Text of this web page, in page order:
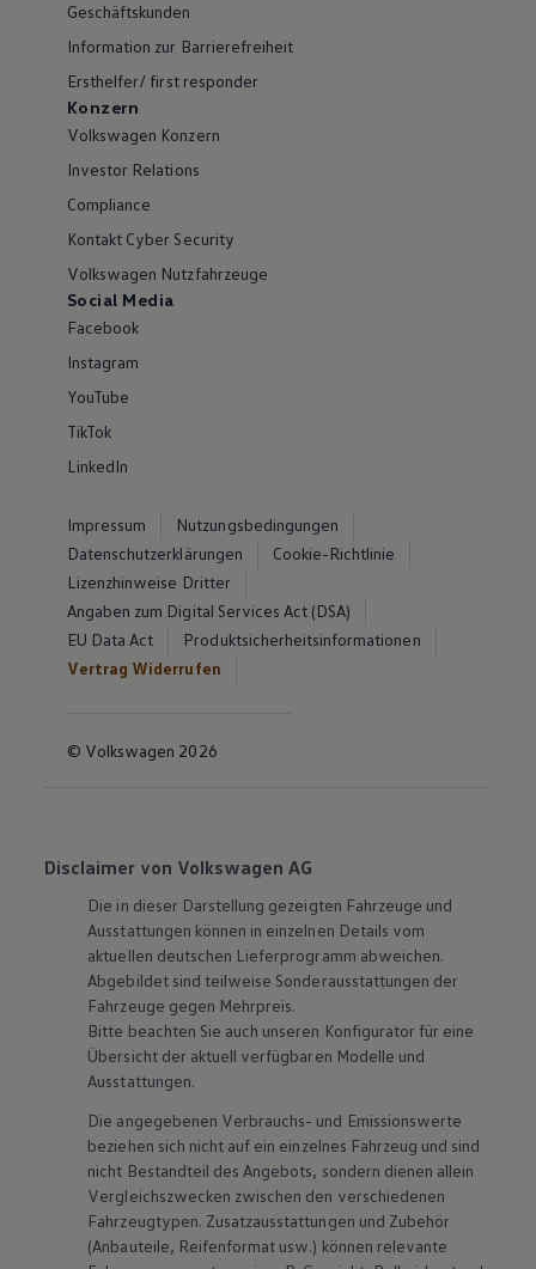
Geschäftskunden
Information zur Barrierefreiheit
Ersthelfer/ first responder
Konzern
Volkswagen Konzern
Investor Relations
Compliance
Kontakt Cyber Security
Volkswagen Nutzfahrzeuge
Social Media
Facebook
Instagram
YouTube
TikTok
LinkedIn
Impressum
Nutzungsbedingungen
Datenschutzerklärungen
Cookie-Richtlinie
Lizenzhinweise Dritter
Angaben zum Digital Services Act (DSA)
EU Data Act
Produktsicherheitsinformationen
Vertrag Widerrufen
© Volkswagen 2026
Disclaimer von Volkswagen AG
Die in dieser Darstellung gezeigten Fahrzeuge und
Ausstattungen können in einzelnen Details vom
aktuellen deutschen Lieferprogramm abweichen.
Abgebildet sind teilweise Sonderausstattungen der
Fahrzeuge gegen Mehrpreis.
Bitte beachten Sie auch unseren Konfigurator für eine
Übersicht der aktuell verfügbaren Modelle und
Ausstattungen.
Die angegebenen Verbrauchs- und Emissionswerte
beziehen sich nicht auf ein einzelnes Fahrzeug und sind
nicht Bestandteil des Angebots, sondern dienen allein
Vergleichszwecken zwischen den verschiedenen
Fahrzeugtypen. Zusatzausstattungen und Zubehör
(Anbauteile, Reifenformat usw.) können relevante